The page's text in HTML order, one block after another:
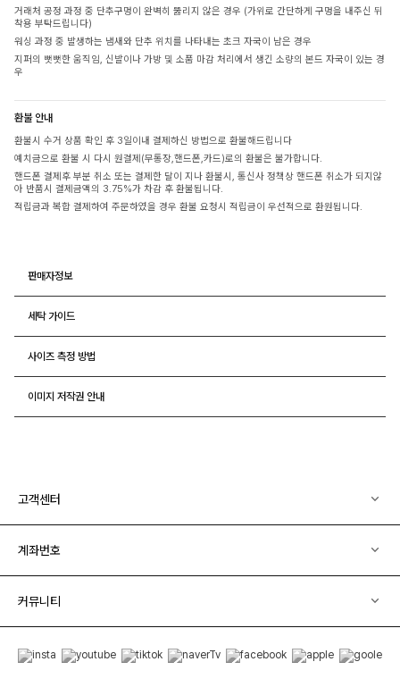
거래처 공정 과정 중 단추구멍이 완벽히 뚫리지 않은 경우 (가위로 간단하게 구멍을 내주신 뒤
착용 부탁드립니다)
워싱 과정 중 발생하는 냄새와 단추 위치를 나타내는 초크 자국이 남은 경우
지퍼의 뻣뻣한 움직임, 신발이나 가방 및 소품 마감 처리에서 생긴 소량의 본드 자국이 있는 경
우
환불 안내
환불시 수거 상품 확인 후 3일이내 결제하신 방법으로 환불해드립니다
예치금으로 환불 시 다시 원결제(무통장,핸드폰,카드)로의 환불은 불가합니다.
핸드폰 결제후 부분 취소 또는 결제한 달이 지나 환불시, 통신사 정책상 핸드폰 취소가 되지않
아 반품시 결제금액의 3.75%가 차감 후 환불됩니다.
적립금과 복합 결제하여 주문하였을 경우 환불 요청시 적립금이 우선적으로 환원됩니다.
판매자정보
세탁 가이드
사이즈 측정 방법
이미지 저작권 안내
고객센터
계좌번호
커뮤니티